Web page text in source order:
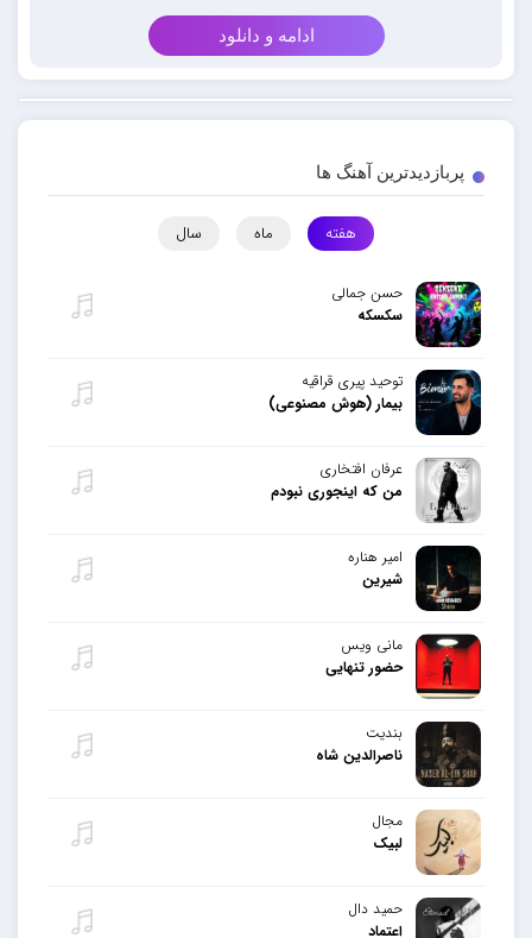
ادامه و دانلود
پربازدیدترین آهنگ ها
هفته ماه سال
حسن جمالی
سکسکه
توحید پیری قراقیه
بیمار (هوش مصنوعی)
عرفان افتخاری
من که اینجوری نبودم
امیر هناره
شیرین
مانی ویس
حضور تنهایی
بندیت
ناصرالدین شاه
مجال
لبیک
حمید دال
اعتماد